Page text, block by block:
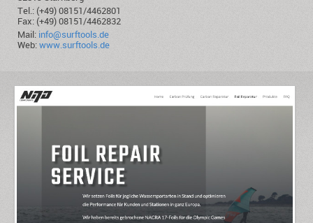
Tel.: (+49) 08151/4462801
Fax: (+49) 08151/4462832
Mail: info@surftools.de
Web: www.surftools.de